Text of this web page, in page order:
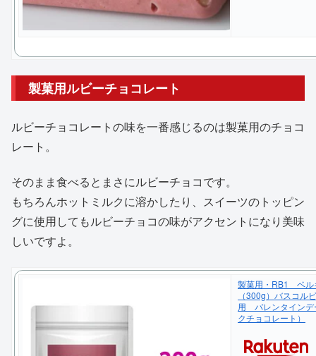
製菓用ルビーチョコレート
ルビーチョコレートの味を一番感じるのは製菓用のチョコ
レート。
そのまま食べるとまさにルビーチョコです。
もちろんホットミルクに溶かしたり、スイーツのトッピン
グに使用してもルビーチョコの味がアクセントになり美味
しいですよ。
製菓用・RB1 ベル
（300g）バスコル
用 バレンタイン
クチョコレート）